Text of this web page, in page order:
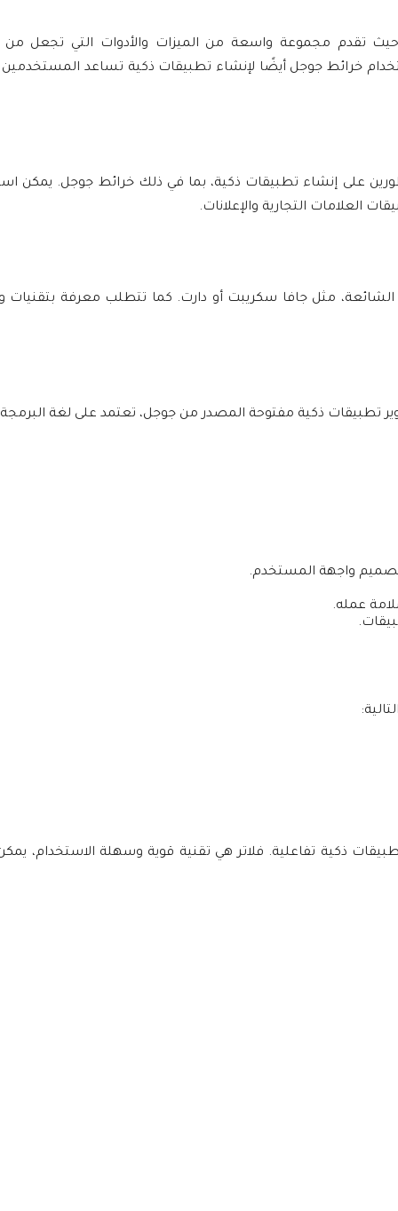
تقدم مجموعة واسعة من الميزات والأدوات التي تجعل
خرائط جوجل أيضًا لإنشاء تطبيقات ذكية تساعد
على إنشاء تطبيقات ذكية، بما في ذلك خرائط جوجل. يمكن
العلامات التجارية والإعلانات.
مثل جافا سكريبت أو دارت. كما تتطلب معرفة بتقنيات
واجهة المستخدم.
عمله.
ذكية تفاعلية. فلاتر هي تقنية قوية وسهلة الاستخدام،